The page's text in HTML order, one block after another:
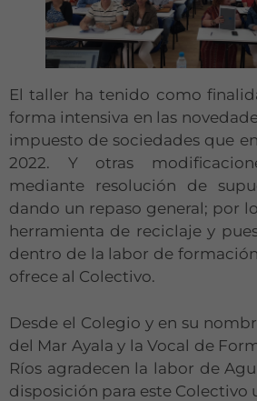
El taller ha tenido como
forma intensiva en las
impuesto de sociedades que
2022. Y otras
mediante resolución de
dando un repaso general; por
herramienta de reciclaje y
dentro de la labor de
ofrece al Colectivo.
Desde el Colegio y en su
del Mar Ayala y la Vocal de
Ríos agradecen la labor de
disposición para este Colectivo